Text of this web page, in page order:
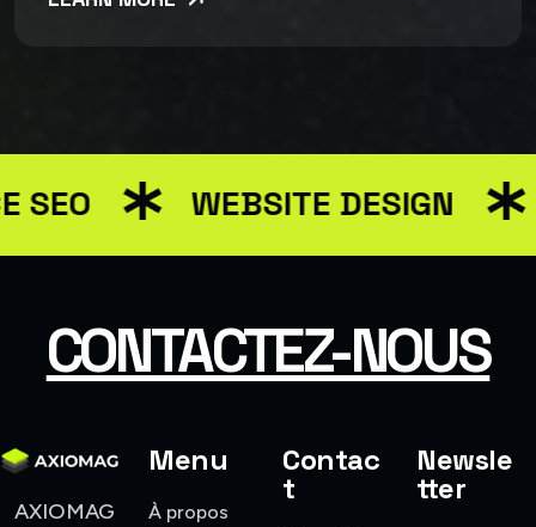
SEO WEBSITE DESIGN
CONTACTEZ-NOUS
AXIOMAG
Menu
À propos
Contac
t
Newsle
tter